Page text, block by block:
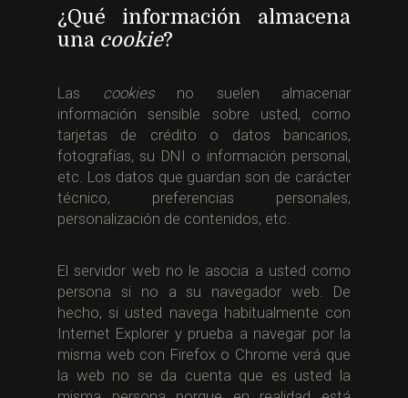
¿Qué información almacena
una cookie?
Las cookiesno suelen almacenar
información sensible sobre usted, como
tarjetas de crédito o datos bancarios,
fotografías, su DNI o información personal,
etc. Los datos que guardan son de carácter
técnico, preferencias personales,
personalización de contenidos, etc.
El servidor web no le asocia a usted como
persona si no a su navegador web. De
hecho, si usted navega habitualmente con
Internet Explorer y prueba a navegar por la
misma web con Firefox o Chrome verá que
la web no se da cuenta que es usted la